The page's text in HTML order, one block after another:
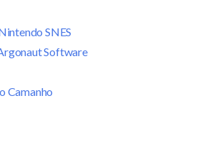
SNES
Software
Camanho